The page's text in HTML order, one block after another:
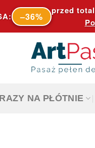
–36%
przed
NA PŁÓTNIE